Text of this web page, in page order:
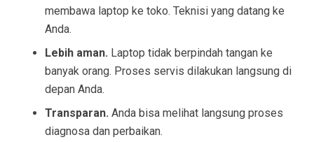
membawa laptop ke toko. Teknisi yang datang ke
Anda.
Lebih aman. Laptop tidak berpindah tangan ke
banyak orang. Proses servis dilakukan langsung di
depan Anda.
Transparan. Anda bisa melihat langsung proses
diagnosa dan perbaikan.